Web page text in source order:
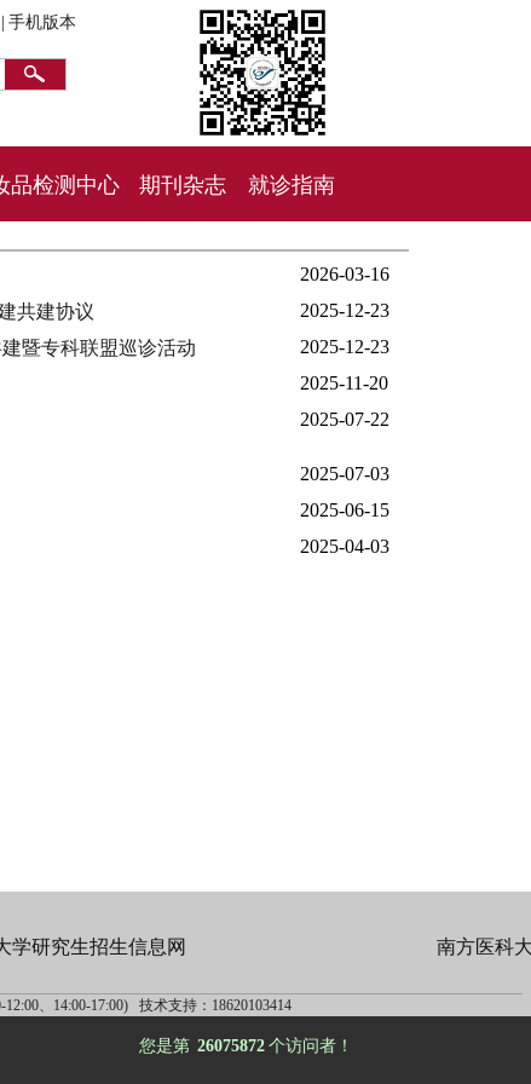
手机版本
品检测中心 期刊杂志 就诊指南
2026-03-16
共建协议
2025-12-23
暨专科联盟巡诊活动
2025-12-23
2025-11-20
2025-07-22
2025-07-03
2025-06-15
2025-04-03
学研究生招生信息网 南方医科
12:00、14:00-17:00) 技术支持：18620103414
您是第 26075872 个访问者！